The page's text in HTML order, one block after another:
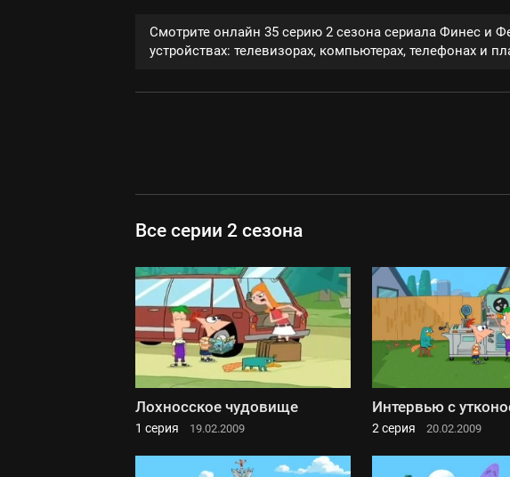
Смотрите онлайн 35 серию 2 сезона сериала Финес и
устройствах: телевизорах, компьютерах, телефонах и
Все серии 2 сезона
Лохносское чудовище
1 серия 19.02.2009
Интервью с
2 серия 20.02.2009